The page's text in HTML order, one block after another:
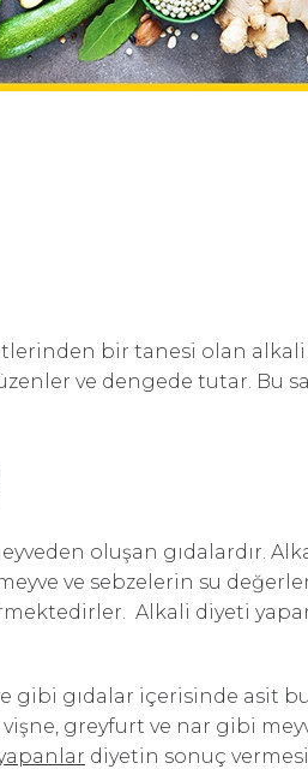
bir tanesi olan
ve dengede tutar. Bu
oluşan gıdalardır.
ve sebzelerin su
Alkali diyeti
gibi gıdalar içerisinde asit
vişne, greyfurt ve nar gibi
diyetin sonuç